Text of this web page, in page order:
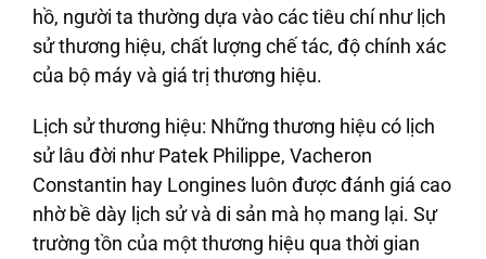
hồ, người ta thường dựa vào các tiêu chí như lịch
sử thương hiệu, chất lượng chế tác, độ chính xác
của bộ máy và giá trị thương hiệu.
Lịch sử thương hiệu: Những thương hiệu có lịch
sử lâu đời như Patek Philippe, Vacheron
Constantin hay Longines luôn được đánh giá cao
nhờ bề dày lịch sử và di sản mà họ mang lại. Sự
trường tồn của một thương hiệu qua thời gian